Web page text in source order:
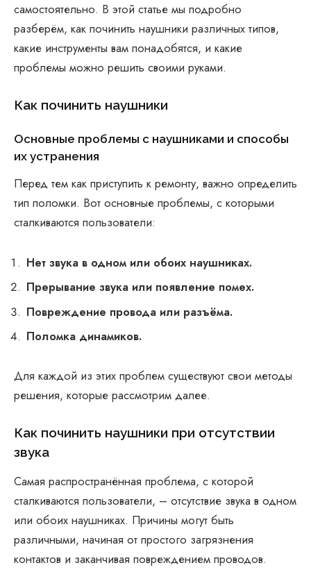
самостоятельно. В этой статье мы подробно
разберём, как починить наушники различных типов,
какие инструменты вам понадобятся, и какие
проблемы можно решить своими руками.
Как починить наушники
Основные проблемы с наушниками и способы
их устранения
Перед тем как приступить к ремонту, важно определить
тип поломки. Вот основные проблемы, с которыми
сталкиваются пользователи:
Нет звука в одном или обоих наушниках.
Прерывание звука или появление помех.
Повреждение провода или разъёма.
Поломка динамиков.
Для каждой из этих проблем существуют свои методы
решения, которые рассмотрим далее.
Как починить наушники при отсутствии
звука
Самая распространённая проблема, с которой
сталкиваются пользователи, – отсутствие звука в одном
или обоих наушниках. Причины могут быть
различными, начиная от простого загрязнения
контактов и заканчивая повреждением проводов.